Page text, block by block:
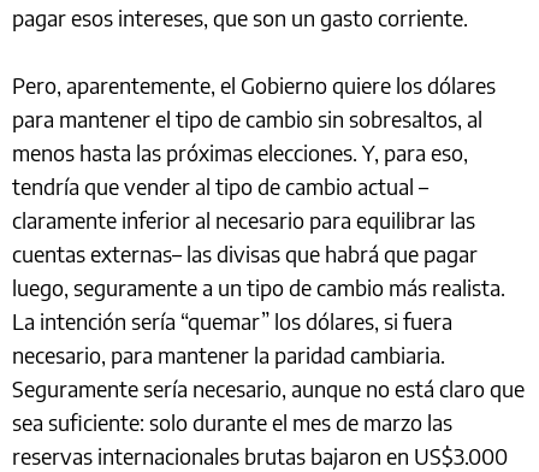
pagar esos intereses, que son un gasto corriente.
Pero, aparentemente, el Gobierno quiere los dólares
para mantener el tipo de cambio sin sobresaltos, al
menos hasta las próximas elecciones. Y, para eso,
tendría que vender al tipo de cambio actual –
claramente inferior al necesario para equilibrar las
cuentas externas– las divisas que habrá que pagar
luego, seguramente a un tipo de cambio más realista.
La intención sería “quemar” los dólares, si fuera
necesario, para mantener la paridad cambiaria.
Seguramente sería necesario, aunque no está claro que
sea suficiente: solo durante el mes de marzo las
reservas internacionales brutas bajaron en US$3.000